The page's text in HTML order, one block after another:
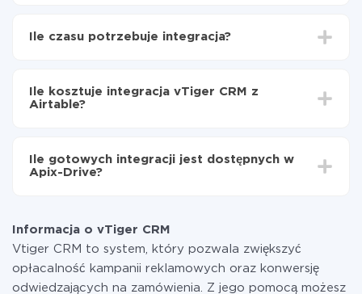
Airtable
vTiger CRM do Airtable
Ile czasu potrzebuje integracja?
od 5 do 30 minut. Konfiguracja zajmuje średnio 10-15
minut.
Ile kosztuje integracja vTiger CRM z
Airtable?
Płacisz tylko za ilość danych, która faktycznie jest
przekazywana z jednego z Twoich systemów do
w razie potrzeby przełączyć się na płatną. Więcej
informacji otaryfach.
Ile gotowych integracji jest dostępnych w
Apix-Drive?
Informacja o vTiger CRM
Vtiger CRM to system, który pozwala zwiększyć
opłacalność kampanii reklamowych oraz konwersję
odwiedzających na zamówienia. Z jego pomocą możesz